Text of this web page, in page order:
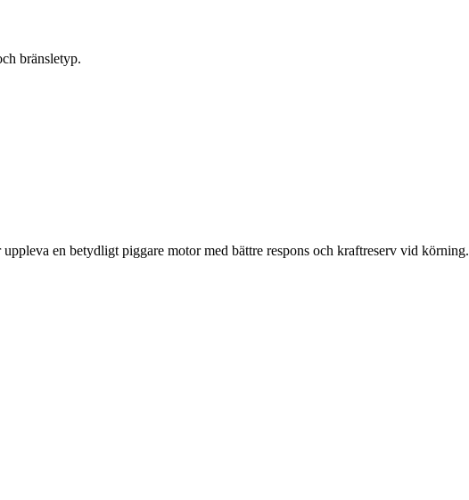
bränsletyp.
en betydligt piggare motor med bättre respons och kraftreserv vid körning.